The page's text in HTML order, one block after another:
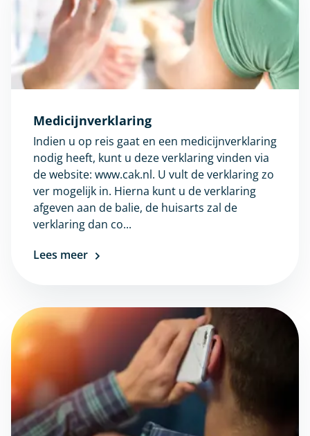
Medicijnverklaring
Indien u op reis gaat en een medicijnverklaring
nodig heeft, kunt u deze verklaring vinden via
de website: www.cak.nl. U vult de verklaring zo
ver mogelijk in. Hierna kunt u de verklaring
afgeven aan de balie, de huisarts zal de
verklaring dan co...
Lees meer